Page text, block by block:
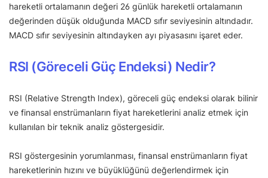
hareketli ortalamanın değeri 26 günlük hareketli ortalamanın
değerinden düşük olduğunda MACD sıfır seviyesinin altındadır.
MACD sıfır seviyesinin altındayken ayı piyasasını işaret eder.
RSI (Göreceli Güç Endeksi) Nedir?
RSI (Relative Strength Index), göreceli güç endeksi olarak bilinir
ve finansal enstrümanların fiyat hareketlerini analiz etmek için
kullanılan bir teknik analiz göstergesidir.
RSI göstergesinin yorumlanması, finansal enstrümanların fiyat
hareketlerinin hızını ve büyüklüğünü değerlendirmek için